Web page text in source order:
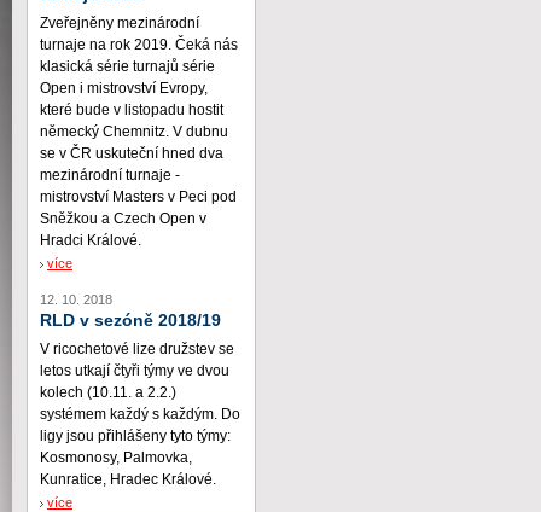
Zveřejněny mezinárodní
turnaje na rok 2019. Čeká nás
klasická série turnajů série
Open i mistrovství Evropy,
které bude v listopadu hostit
německý Chemnitz. V dubnu
se v ČR uskuteční hned dva
mezinárodní turnaje -
mistrovství Masters v Peci pod
Sněžkou a Czech Open v
Hradci Králové.
více
12. 10. 2018
RLD v sezóně 2018/19
V ricochetové lize družstev se
letos utkají čtyři týmy ve dvou
kolech (10.11. a 2.2.)
systémem každý s každým. Do
ligy jsou přihlášeny tyto týmy:
Kosmonosy, Palmovka,
Kunratice, Hradec Králové.
více